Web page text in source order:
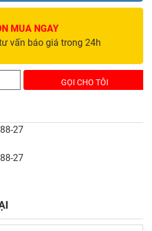
MUA NGAY
vấn báo giá trong 24h
27
27